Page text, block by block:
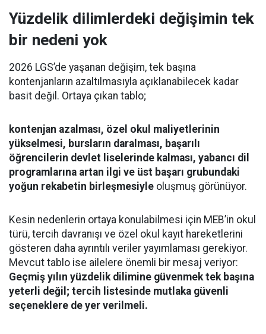
Yüzdelik dilimlerdeki değişimin tek
bir nedeni yok
2026 LGS’de yaşanan değişim, tek başına
kontenjanların azaltılmasıyla açıklanabilecek kadar
basit değil. Ortaya çıkan tablo;
kontenjan azalması, özel okul maliyetlerinin
yükselmesi, bursların daralması, başarılı
öğrencilerin devlet liselerinde kalması, yabancı dil
programlarına artan ilgi ve üst başarı grubundaki
yoğun rekabetin birleşmesiyle oluşmuş görünüyor.
Kesin nedenlerin ortaya konulabilmesi için MEB’in okul
türü, tercih davranışı ve özel okul kayıt hareketlerini
gösteren daha ayrıntılı veriler yayımlaması gerekiyor.
Mevcut tablo ise ailelere önemli bir mesaj veriyor:
Geçmiş yılın yüzdelik dilimine güvenmek tek başına
yeterli değil; tercih listesinde mutlaka güvenli
seçeneklere de yer verilmeli.